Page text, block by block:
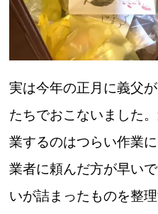
実は今年の正月に義父
たちでおこないました
業するのはつらい作業
業者に頼んだ方が早い
いが詰まったものを整